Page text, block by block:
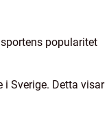
popularitet
i Sverige. Detta visar